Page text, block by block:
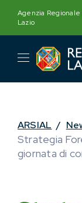
content
Agenzia
Lazio
ARSIAL /
Strategia
giornata di